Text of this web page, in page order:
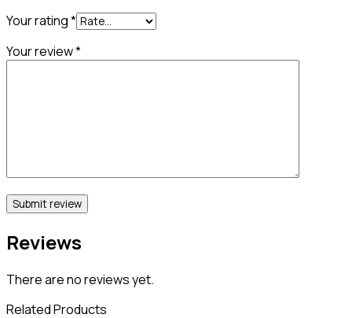
Your rating*
Your review*
Reviews
There are no reviews yet.
Related Products